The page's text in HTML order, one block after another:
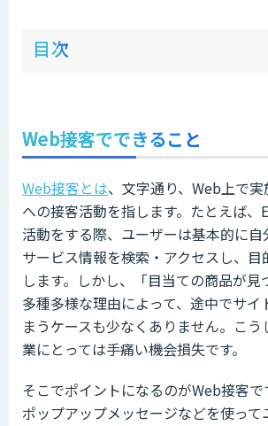
目次
Web接客でできること
Web接客とは、文字通り、Web上で
への接客活動を指します。たとえば、
活動をする際、ユーザーは基本的に自
サービス情報を検索・アクセスし、目
します。しかし、「目当ての商品が
多種多様な理由によって、途中でサイ
まうケースも少なくありません。こ
業にとっては手痛い機会損失です。
そこでポイントになるのがWeb接客で
ポップアップメッセージなどを使って